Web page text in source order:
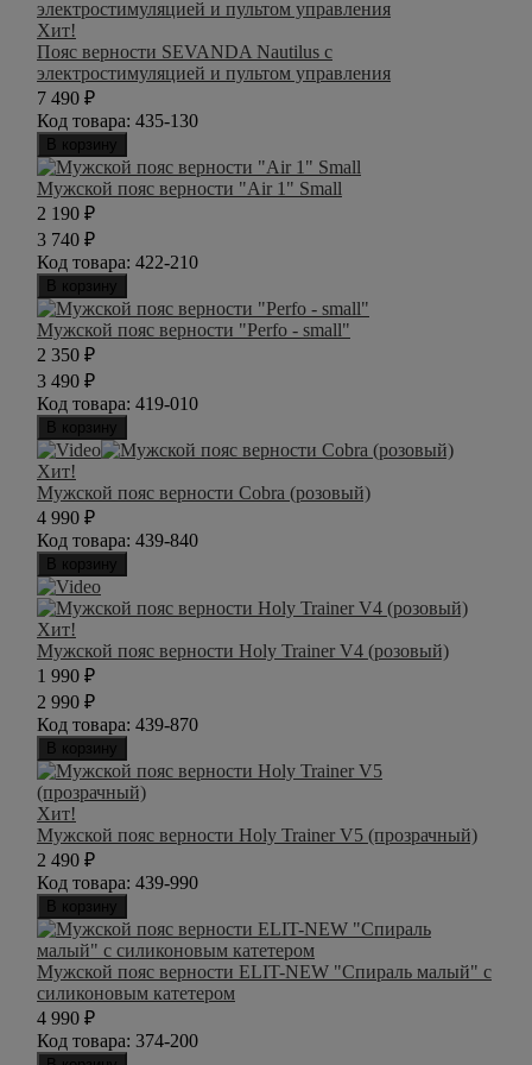
Хит!
Пояс верности SEVANDA Nautilus с
электростимуляцией и пультом управления
7 490 ₽
Код товара: 435-130
В корзину
Мужской пояс верности "Air 1" Small
2 190 ₽
3 740 ₽
Код товара: 422-210
В корзину
Мужской пояс верности "Perfo - small"
2 350 ₽
3 490 ₽
Код товара: 419-010
В корзину
Хит!
Мужской пояс верности Cobra (розовый)
4 990 ₽
Код товара: 439-840
В корзину
Хит!
Мужской пояс верности Holy Trainer V4 (розовый)
1 990 ₽
2 990 ₽
Код товара: 439-870
В корзину
Хит!
Мужской пояс верности Holy Trainer V5 (прозрачный)
2 490 ₽
Код товара: 439-990
В корзину
Мужской пояс верности ELIT-NEW "Спираль малый" с
силиконовым катетером
4 990 ₽
Код товара: 374-200